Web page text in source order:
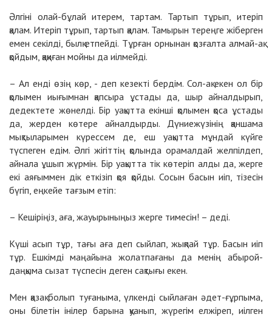
Әлгіні олай-бұлай итерем, тартам. Тартып тұрып, итеріп
қалам. Итеріп тұрып, тартып қалам. Тамырын тереңге жіберген
емен секілді, былқ етпейді. Тұрған орнынан қозғалта алмай-ақ
қойдым, қақиған мойны да иілмейді.
– Ал енді өзің көр, - деп кезекті бердім. Сол-ақ екен ол бір
қолымен иығымнан қапсыра ұстады да, шыр айналдырып,
дедектете жөнелді. Бір уақытта екінші қолымен қоса ұстады
да, жерден көтере айналдырды. Дүниежүзінің қаншама
мықтыларымен күрессем де, еш уақытта мұндай күйге
түспеген едім. Әлгі жігіттің қолында орамалдай желпілдеп,
айнала ұшып жүрмін. Бір уақытта тік көтеріп алды да, жерге
екі аяғыммен дік еткізіп қоя қойды. Сосын басын иіп, тізесін
бүгіп, еңкейе тағзым етіп:
– Кешіріңіз, аға, жауырыныңыз жерге тимесін! – деді.
Күші асып тұр, тағы аға деп сыйлап, жықпай тұр. Басын иіп
тұр. Ешкімді маңайына жолатпағаны да менің абырой-
даңқыма сызат түспесін деген сақтығы екен.
Мен қазақ болып туғаныма, үлкенді сыйлаған әдет-ғұрпыма,
оны білетін інілер барына қуанып, жүрегім елжіреп, иілген